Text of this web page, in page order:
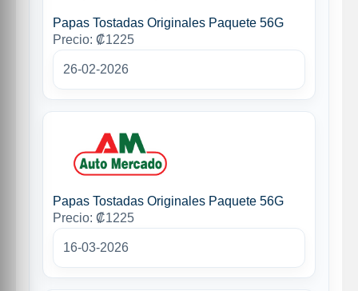
Papas Tostadas Originales Paquete 56G
Precio: ₡1225
26-02-2026
Papas Tostadas Originales Paquete 56G
Precio: ₡1225
16-03-2026